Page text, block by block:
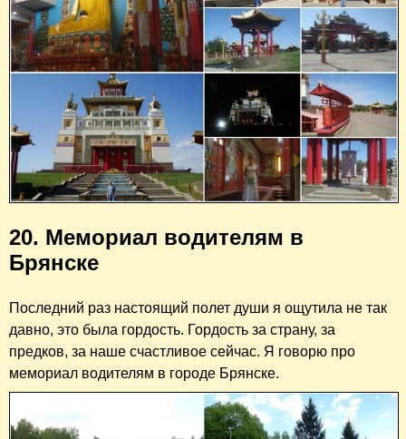
20. Мемориал водителям в
Брянске
Последний раз настоящий полет души я ощутила не так
давно, это была гордость. Гордость за страну, за
предков, за наше счастливое сейчас. Я говорю про
мемориал водителям в городе Брянске.